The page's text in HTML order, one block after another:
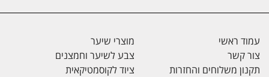
עמוד ראשי
צור קשר
תקנון משלוחים והחזרות
מוצרי שיער
צבע לשיער וחמצנים
ציוד לקוסמטיקאית